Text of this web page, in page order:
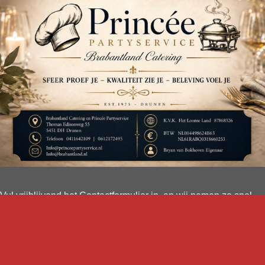
Vul vrijblijvend hetContactformulierin, en wij nemen zo snel